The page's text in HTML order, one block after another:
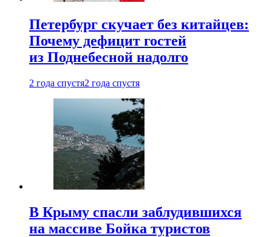
Петербург скучает без китайцев:
Почему дефицит гостей
из Поднебесной надолго
2 года спустя2 года спустя
В Крыму спасли заблудившихся
на массиве Бойка туристов